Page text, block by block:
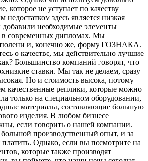
которое не уступает по качеству
здесь является низкая
добавили необходимые элементы
в современных дипломах. Мы
тюлени и, конечно же, форму ГОЗНАКА.
о качестве, мы действительно лучшие
Большинство компаний говорят, что
ставки. Мы так не делаем, сразу
Но и стоимость высока, потому
качественные реплики, которые можно
только на специальном оборудовании,
материалы, составляющие большую
изделия. В любом бизнесе
если говорить о нашей компании.
производственный опыт, и за
платить. Однако, если вы посмотрите на
которые также производят